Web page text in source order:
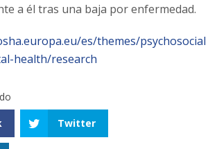
a él tras una baja por enfermedad.
es/themes/psychosocial
health/research
Twitter